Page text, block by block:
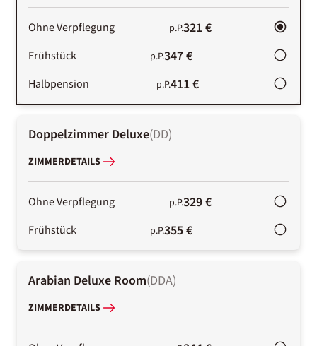
Ohne Verpflegung p.P.321 €
Frühstück p.P.347 €
Halbpension p.P.411 €
Doppelzimmer Deluxe(DD)
ZIMMERDETAILS
Ohne Verpflegung p.P.329 €
Frühstück p.P.355 €
Arabian Deluxe Room(DDA)
ZIMMERDETAILS